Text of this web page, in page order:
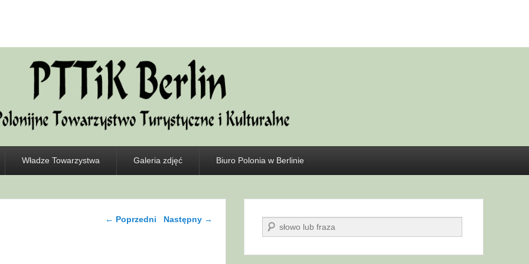
Władze Towarzystwa Galeria zdjęć Biuro Polonia w Berlinie
Nawigacja wpisu
← Poprzedni Następny → Szukaj